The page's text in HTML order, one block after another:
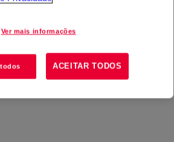
cost economy are required. It is an
is needed, and those high-traffic
low frequency maintenance, such
Ver mais informações
ACEITAR TODOS